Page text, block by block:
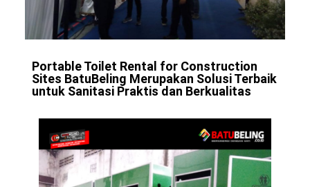
Portable Toilet Rental for Construction
Sites BatuBeling Merupakan Solusi Terbaik
untuk Sanitasi Praktis dan Berkualitas